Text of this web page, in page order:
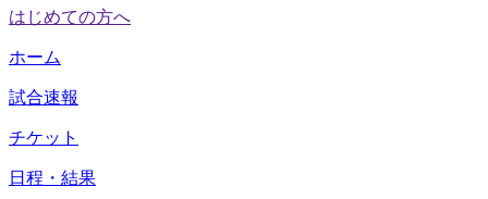
はじめての方へ
ホーム
試合速報
チケット
日程・結果